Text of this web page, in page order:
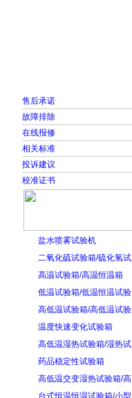
售后承诺
故障排除
在线报修
相关标准
投诉建议
校准证书
盐水喷雾试验机
二氧化硫试验箱/硫化氢试
高温试验箱/高温恒温箱
低温试验箱/低温恒温试验
高低温试验箱/高低温试验
温度快速变化试验箱
高低温湿热试验箱/湿热试
药品稳定性试验箱
高低温交变湿热试验箱/高
台式恒温恒湿试验箱/小型